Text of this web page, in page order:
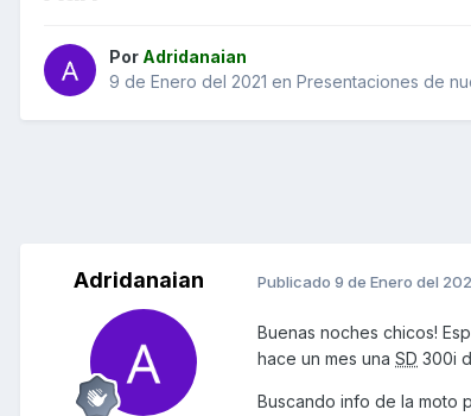
Por Adridanaian
9 de Enero del 2021 en Presentaciones de
Adridanaian Publicado 9 de Enero del
Buenas noches chicos!
hace un mes una SD 300i
Buscando info de la moto